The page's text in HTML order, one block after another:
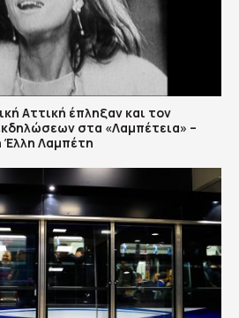
Αττική έπληξαν και τον
στα «Λαμπέτεια» –
Έλλη Λαμπέτη